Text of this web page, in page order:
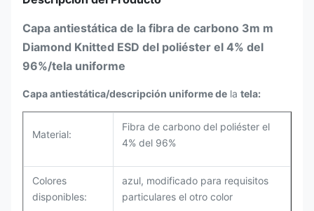
Capa antiestática de la fibra de carbono 3m m
Diamond Knitted ESD del poliéster el 4% del
96%/tela uniforme
Capa antiestática/descripción uniforme de la tela:
Material:
Fibra de carbono del poliéster el
4% del 96%
Colores
disponibles:
azul, modificado para requisitos
particulares el otro color